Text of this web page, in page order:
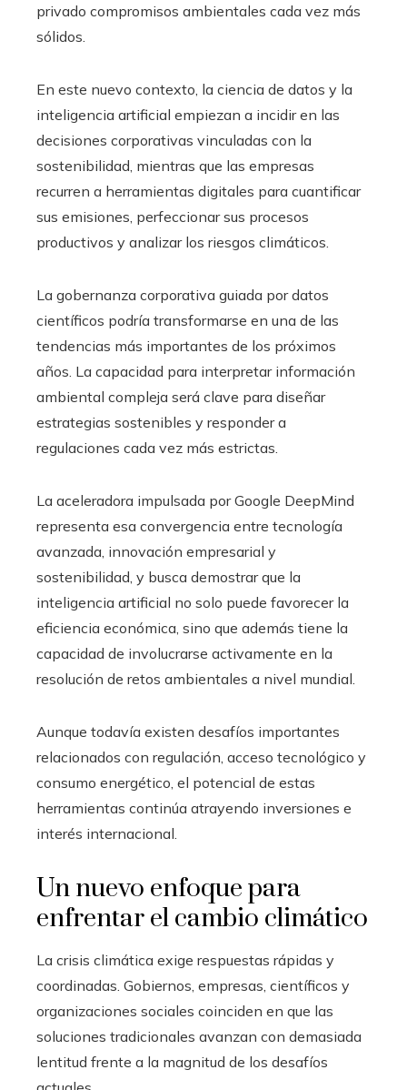
privado compromisos ambientales cada vez más
sólidos.
En este nuevo contexto, la ciencia de datos y la
inteligencia artificial empiezan a incidir en las
decisiones corporativas vinculadas con la
sostenibilidad, mientras que las empresas
recurren a herramientas digitales para cuantificar
sus emisiones, perfeccionar sus procesos
productivos y analizar los riesgos climáticos.
La gobernanza corporativa guiada por datos
científicos podría transformarse en una de las
tendencias más importantes de los próximos
años. La capacidad para interpretar información
ambiental compleja será clave para diseñar
estrategias sostenibles y responder a
regulaciones cada vez más estrictas.
La aceleradora impulsada por Google DeepMind
representa esa convergencia entre tecnología
avanzada, innovación empresarial y
sostenibilidad, y busca demostrar que la
inteligencia artificial no solo puede favorecer la
eficiencia económica, sino que además tiene la
capacidad de involucrarse activamente en la
resolución de retos ambientales a nivel mundial.
Aunque todavía existen desafíos importantes
relacionados con regulación, acceso tecnológico y
consumo energético, el potencial de estas
herramientas continúa atrayendo inversiones e
interés internacional.
Un nuevo enfoque para
enfrentar el cambio climático
La crisis climática exige respuestas rápidas y
coordinadas. Gobiernos, empresas, científicos y
organizaciones sociales coinciden en que las
soluciones tradicionales avanzan con demasiada
lentitud frente a la magnitud de los desafíos